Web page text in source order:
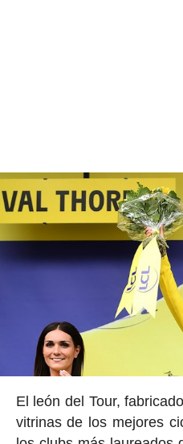
El león del Tour,
vitrinas de los mejores